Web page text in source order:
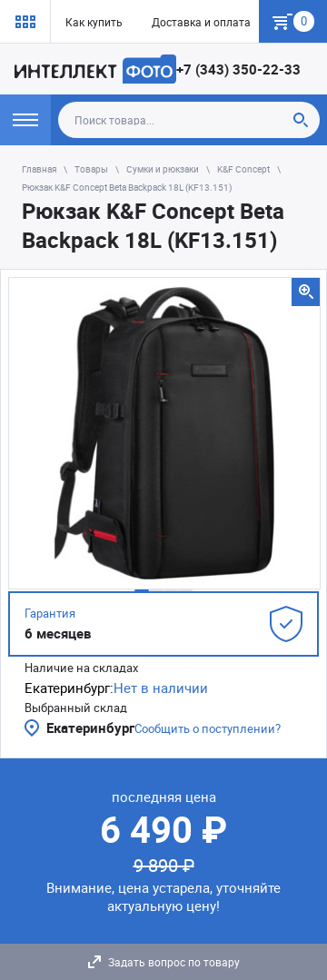
Как купить Доставка и оплата Гарантия
0
+7 (343) 350-22-33
Главная Товары Сумки и рюкзаки
K&F Concept
Рюкзак K&F Concept Beta Backpack 18L (KF13.151)
Рюкзак K&F Concept Beta
Backpack 18L (KF13.151)
Гарантия
6 месяцев
Наличие на складах
Екатеринбург:Нет в наличии
Выбранный склад
ЕкатеринбургСообщить о поступлении?
последняя цена
6 490 ₽
9 890 ₽
Внимание, цена устарела, уточняйте
актуальную цену!
Задать вопрос по товару